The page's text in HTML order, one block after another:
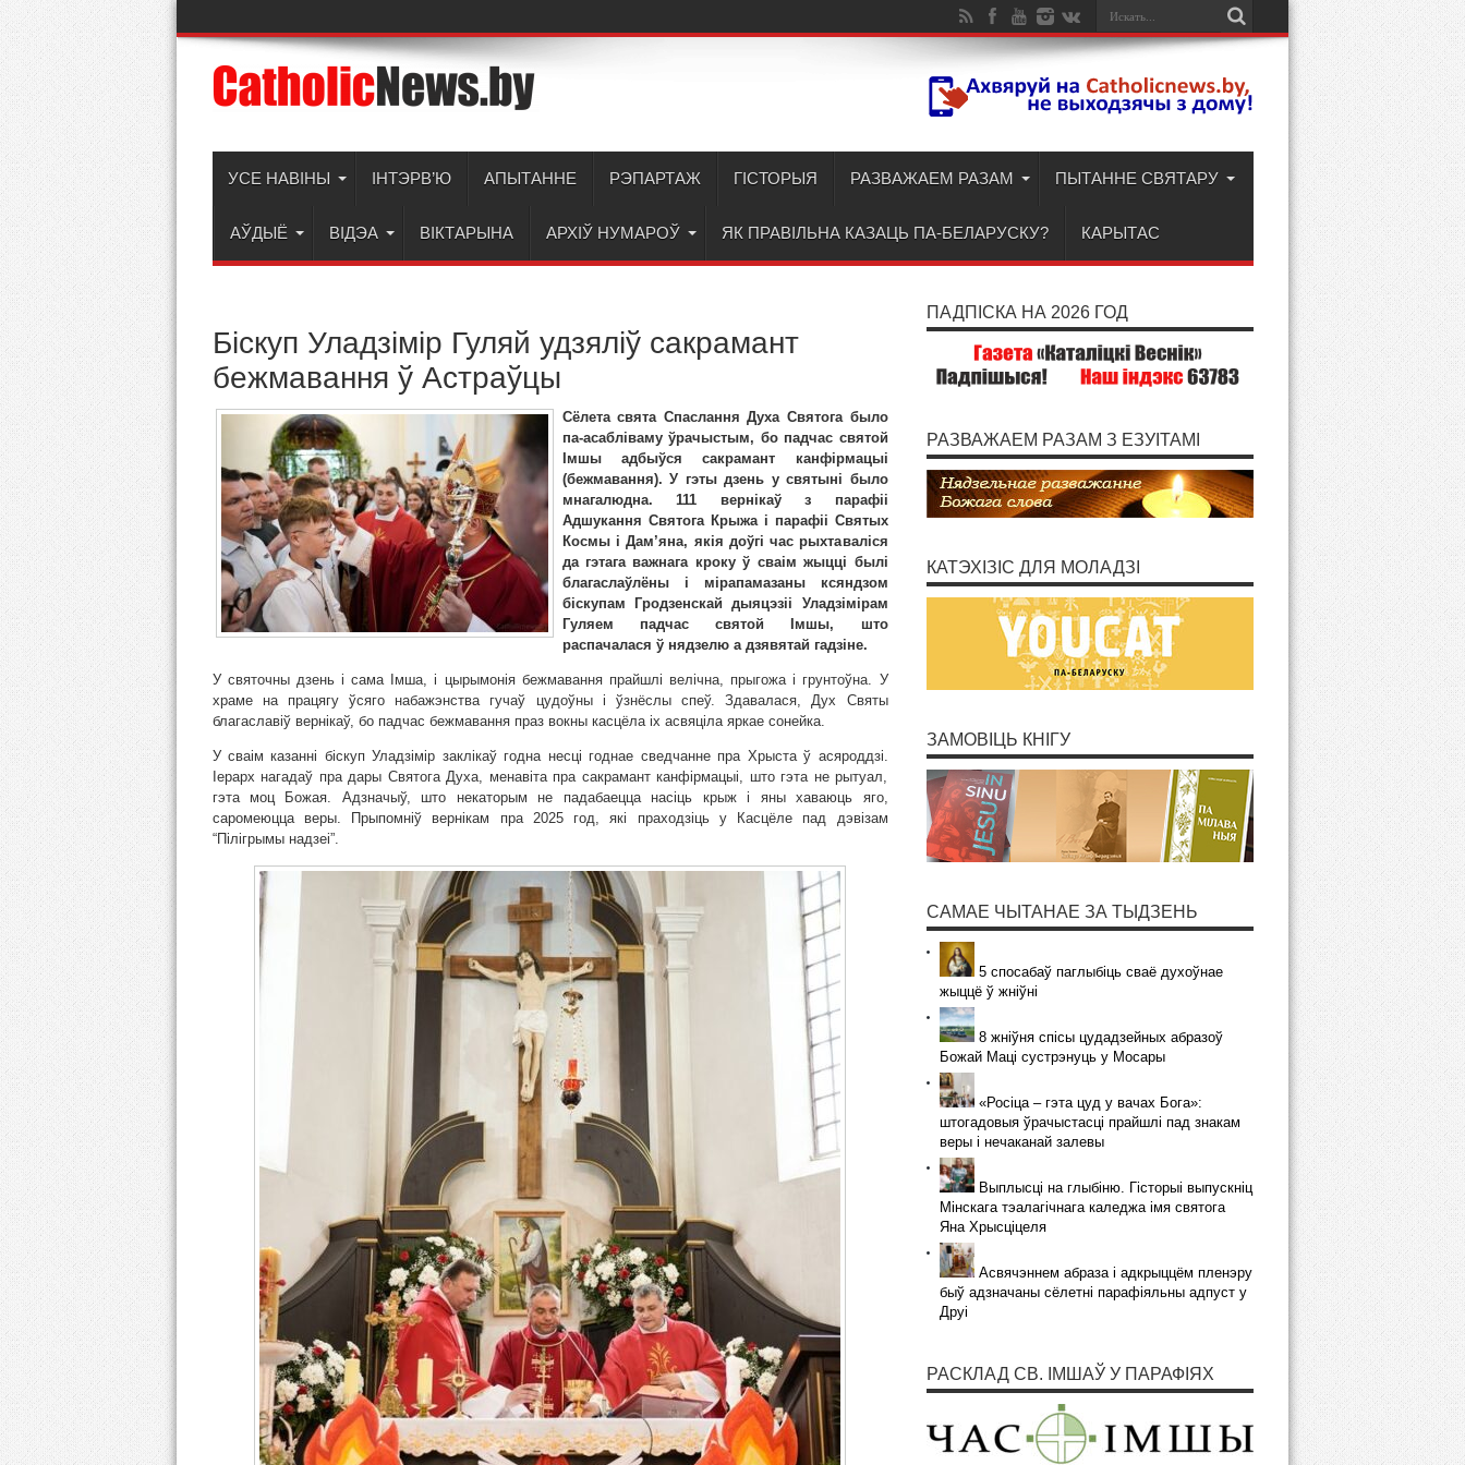
УСЕ НАВІНЫ ІНТЭРВ’Ю АПЫТАННЕ РЭПАРТАЖ ГІСТОРЫЯ РАЗВАЖАЕМ РАЗАМ ПЫТАННЕ СВЯТАРУ
АЎДЫЁ ВІДЭА ВІКТАРЫНА АРХІЎ НУМАРОЎ ЯК ПРАВІЛЬНА КАЗАЦЬ ПА-БЕЛАРУСКУ? КАРЫТАС
Біскуп Уладзімір Гуляй удзяліў сакрамант
бежмавання ў Астраўцы
Сёлета свята Спаслання Духа Святога было
па-асабліваму ўрачыстым, бо падчас святой
Імшы адбыўся сакрамант канфірмацыі
(бежмавання). У гэты дзень у святыні было
мнагалюдна. 111 вернікаў з парафіі
Адшукання Святога Крыжа і парафіі Святых
Космы і Дам’яна, якія доўгі час рыхтаваліся
да гэтага важнага кроку ў сваім жыцці былі
благаслаўлёны і мірапамазаны ксяндзом
біскупам Гродзенскай дыяцэзіі Уладзімірам
Гуляем падчас святой Імшы, што
распачалася ў нядзелю а дзявятай гадзіне.
У святочны дзень і сама Імша, і цырымонія бежмавання прайшлі велічна, прыгожа і грунтоўна. У
храме на працягу ўсяго набажэнства гучаў цудоўны і ўзнёслы спеў. Здавалася, Дух Святы
благаславіў вернікаў, бо падчас бежмавання праз вокны касцёла іх асвяціла яркае сонейка.
У сваім казанні біскуп Уладзімір заклікаў годна несці годнае сведчанне пра Хрыста ў асяроддзі.
Іерарх нагадаў пра дары Святога Духа, менавіта пра сакрамант канфірмацыі, што гэта не рытуал,
гэта моц Божая. Адзначыў, што некаторым не падабаецца насіць крыж і яны хаваюць яго,
саромеюцца веры. Прыпомніў вернікам пра 2025 год, які праходзіць у Касцёле пад дэвізам
“Пілігрымы надзеі”.
ПАДПІСКА НА 2026 ГОД
РАЗВАЖАЕМ РАЗАМ З ЕЗУІТАМІ
КАТЭХІЗІС ДЛЯ МОЛАДЗІ
ЗАМОВІЦЬ КНІГУ
САМАЕ ЧЫТАНАЕ ЗА ТЫДЗЕНЬ
5 спосабаў паглыбіць сваё духоўнае
жыццё ў жніўні
8 жніўня спісы цудадзейных абразоў
Божай Маці сустрэнуць у Мосары
«Росіца – гэта цуд у вачах Бога»:
штогадовыя ўрачыстасці прайшлі пад знакам
веры і нечаканай залевы
Выплысці на глыбіню. Гісторыі выпускніц
Мінскага тэалагічнага каледжа імя святога
Яна Хрысціцеля
Асвячэннем абраза і адкрыццём пленэру
быў адзначаны сёлетні парафіяльны адпуст у
Друі
РАСКЛАД СВ. ІМШАЎ У ПАРАФІЯХ